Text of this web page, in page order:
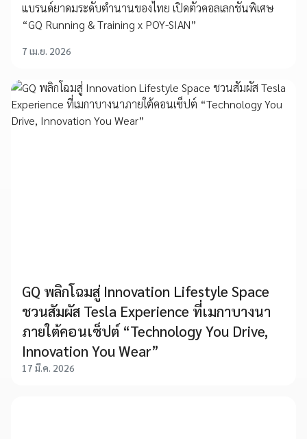
แบรนด์ยาดมระดับตำนานของไทย เปิดตัวคอลเลกชันพิเศษ
“GQ Running & Training x POY-SIAN”
7 เม.ย. 2026
GQ พลิกโฉมสู่ Innovation Lifestyle Space
ชวนสัมผัส Tesla Experience ที่เมกาบางนา
ภายใต้คอนเซ็ปต์ “Technology You Drive,
Innovation You Wear”
17 มี.ค. 2026